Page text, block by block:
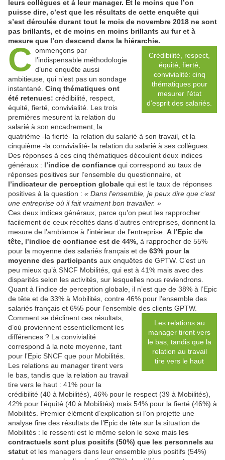
leurs collègues et à leur manager. Et le moins que l’on
puisse dire, c’est que les résultats de cette enquête qui
s’est déroulée durant tout le mois de novembre 2018 ne sont
pas brillants, et de moins en moins brillants au fur et à
mesure que l’on descend dans la hiérarchie.
Crédibilité, respect,
équité, fierté,
convivialité: cinq
thématiques pour
mesurer l’état
d’esprit des salariés.
C ommençons par
l’indispensable méthodologie
d’une enquête aussi
ambitieuse, qui n’est pas un sondage
instantané. Cinq thématiques ont
été retenues: crédibilité, respect,
équité, fierté, convivialité. Les trois
premières mesurent la relation du
salarié à son encadrement, la
quatrième -la fierté- la relation du salarié à son travail, et la
cinquième -la convivialité- la relation du salarié à ses collègues.
Des réponses à ces cinq thématiques découlent deux indices
généraux : l’indice de confiance qui correspond au taux de
réponses positives sur l’ensemble du questionnaire, et
l’indicateur de perception globale qui est le taux de réponses
positives à la question : « Dans l’ensemble, je peux dire que c’est
une entreprise où il fait vraiment bon travailler. »
Ces deux indices généraux, parce qu’on peut les rapprocher
facilement de ceux récoltés dans d’autres entreprises, donnent la
mesure de l’ambiance à l’intérieur de l’entreprise. A l’Epic de
tête, l’indice de confiance est de 44%, à rapprocher de 55%
pour la moyenne des salariés français et de 63% pour la
moyenne des participants aux enquêtes de GPTW. C’est un
peu mieux qu’à SNCF Mobilités, qui est à 41% mais avec des
disparités selon les activités, sur lesquelles nous reviendrons.
Quant à l’indice de perception globale, il n’est que de 38% à l’Epic
de tête et de 33% à Mobilités, contre 46% pour l’ensemble des
salariés français et 6%5 pour l’ensemble des clients GPTW.
Les relations au
manager tirent vers
le bas, tandis que la
relation au travail
tire vers le haut
Comment se déclinent ces résultats,
d’où proviennent essentiellement les
différences ? La convivialité
correspond à la note moyenne, tant
pour l’Epic SNCF que pour Mobilités.
Les relations au manager tirent vers
le bas, tandis que la relation au travail
tire vers le haut : 41% pour la
crédibilité (40 à Mobilités), 46% pour le respect (39 à Mobilités),
42% pour l’équité (40 à Mobilités) mais 54% pour la fierté (46%) à
Mobilités. Premier élément d’explication si l’on projette une
analyse fine des résultats de l’Epic de tête sur la situation de
Mobilités : le ressenti est le même selon le sexe mais les
contractuels sont plus positifs (50%) que les personnels au
statut et les managers dans leur ensemble plus positifs (54%)